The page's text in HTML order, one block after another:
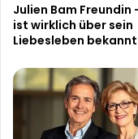
Julien Bam Freundin
ist wirklich über sein
Liebesleben